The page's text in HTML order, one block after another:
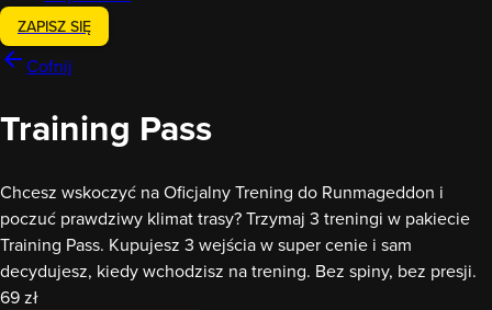
ZAPISZ SIĘ
Cofnij
Training Pass
Chcesz wskoczyć na Oficjalny Trening do Runmageddon i
poczuć prawdziwy klimat trasy? Trzymaj 3 treningi w pakiecie
Training Pass. Kupujesz 3 wejścia w super cenie i sam
decydujesz, kiedy wchodzisz na trening. Bez spiny, bez presji.
69 zł